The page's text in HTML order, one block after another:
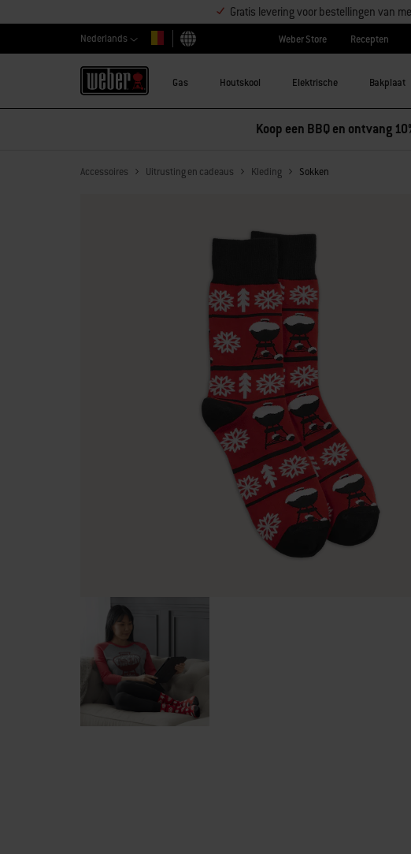
Gratis levering voor bestellingen van
Nederlands
Kies land
Weber Store Recepten
Gas Houtskool Elektrische Bakplaat
Accessoires Uitrusting en cadeaus Kleding Sokken